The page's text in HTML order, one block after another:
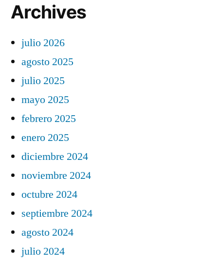
Archives
julio 2026
agosto 2025
julio 2025
mayo 2025
febrero 2025
enero 2025
diciembre 2024
noviembre 2024
octubre 2024
septiembre 2024
agosto 2024
julio 2024